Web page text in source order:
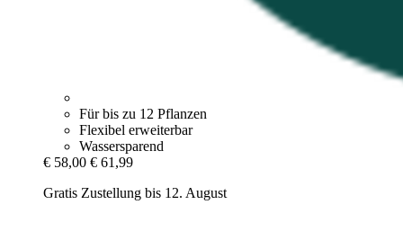
Für bis zu 12 Pflanzen
Flexibel erweiterbar
Wassersparend
€ 58,00 € 61,99
Gratis Zustellung bis 12. August